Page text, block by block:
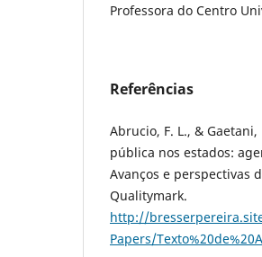
Professora do Centro
Referências
Abrucio, F. L., &
pública nos estados:
Avanços e perspectivas
Qualitymark.
http://
Papers/